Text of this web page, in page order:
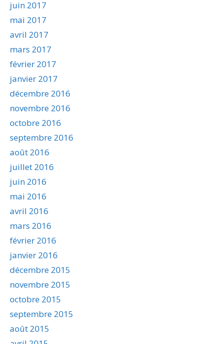
juin 2017
mai 2017
avril 2017
mars 2017
février 2017
janvier 2017
décembre 2016
novembre 2016
octobre 2016
septembre 2016
août 2016
juillet 2016
juin 2016
mai 2016
avril 2016
mars 2016
février 2016
janvier 2016
décembre 2015
novembre 2015
octobre 2015
septembre 2015
août 2015